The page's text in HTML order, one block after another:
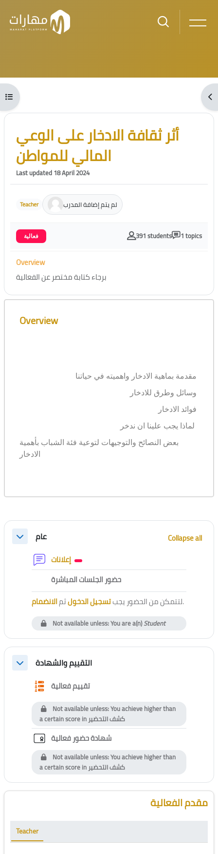
Skip to main content
Blocks
Open course index
Blocks
Skip [Cocoon] Course Intro
أثر ثقافة الادخار على الوعي
المالي للمواطن
Last updated 18 April 2024
Teacher لم يتم إضافة المدرب
فعالية 391 students 1 topics
Overview
برجاء كتابة مختصر عن الفعالية
Skip [Cocoon] Course Overview
Overview
مقدمة بماهية الادخار واهميته في حياتنا
وسائل وطرق للادخار
فوائد الادخار
لماذا يجب علينا ان ندخر
بعض النصائح والتوجيهات لتوعية فئة الشباب بأهمية
الادخار
Section outline
Collapseعام
Collapse all
Forum
حضور الجلسات المباشرةExternal tool
لتتمكن من الحضور يجبتسجيل الدخولثمالانضمام .
Not available unless: You are a(n)Student
Collapseالتقييم والشهادة
تقييم فعاليةQuestionnaire
Not available unless: You achieve higher than
a certain score inكشف التحضير
شهادة حضور فعاليةCustom certificate
Not available unless: You achieve higher than
a certain score inكشف التحضير
Blocks
Skip [Cocoon] Course Instructor مقدم الفعالية
Teacher